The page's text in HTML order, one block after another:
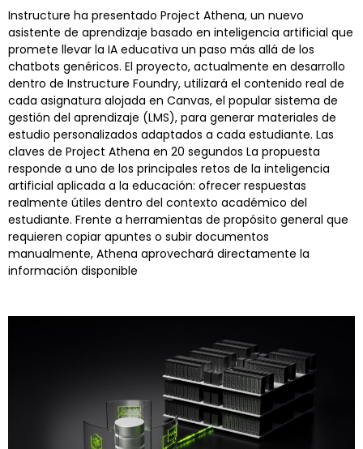
Instructure ha presentado Project Athena, un nuevo
asistente de aprendizaje basado en inteligencia artificial que
promete llevar la IA educativa un paso más allá de los
chatbots genéricos. El proyecto, actualmente en desarrollo
dentro de Instructure Foundry, utilizará el contenido real de
cada asignatura alojada en Canvas, el popular sistema de
gestión del aprendizaje (LMS), para generar materiales de
estudio personalizados adaptados a cada estudiante. Las
claves de Project Athena en 20 segundos La propuesta
responde a uno de los principales retos de la inteligencia
artificial aplicada a la educación: ofrecer respuestas
realmente útiles dentro del contexto académico del
estudiante. Frente a herramientas de propósito general que
requieren copiar apuntes o subir documentos
manualmente, Athena aprovechará directamente la
información disponible